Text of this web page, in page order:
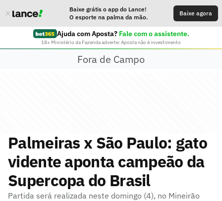
Baixe grátis o app do Lance!
O esporte na palma da mão.
Baixe agora
Ajuda com Aposta? Fale com o assistente.
18+ Ministério da Fazenda adverte: Aposta não é investimento
Fora de Campo
Palmeiras x São Paulo: gato
vidente aponta campeão da
Supercopa do Brasil
Partida será realizada neste domingo (4), no Mineirão